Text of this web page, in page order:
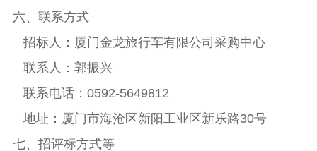
六、联系方式
招标人：厦门金龙旅行车有限公司采购中心
联系人：郭振兴
联系电话：0592-5649812
地址：厦门市海沧区新阳工业区新乐路30号
七、招评标方式等